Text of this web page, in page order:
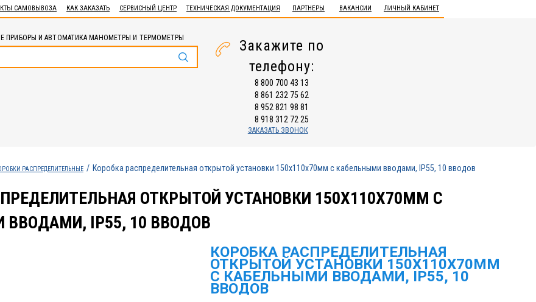
САМОВЫВОЗА КАК ЗАКАЗАТЬ СЕРВИСНЫЙ ЦЕНТР ТЕХНИЧЕСКАЯ ДОКУМЕНТАЦИЯ ПАРТНЕРЫ ВАКАНСИИ ЛИЧНЫЙ КАБИНЕТ
ПРИБОРЫ И АВТОМАТИКА МАНОМЕТРЫ И ТЕРМОМЕТРЫ
Закажите по
телефону:
8 800 700 43 13
8 861 232 75 62
8 952 821 98 81
8 918 312 72 25
ЗАКАЗАТЬ ЗВОНОК
РАСПРЕДЕЛИТЕЛЬНЫЕ Коробка распределительная открытой установки 150х110х70мм с кабельными вводами, IP55, 10 вводов
ОТКРЫТОЙ УСТАНОВКИ 150Х110Х70ММ С
IP55, 10 ВВОДОВ
КОРОБКА РАСПРЕДЕЛИТЕЛЬНАЯ
ОТКРЫТОЙ УСТАНОВКИ 150Х110Х70ММ
С КАБЕЛЬНЫМИ ВВОДАМИ, IP55, 10
ВВОДОВ